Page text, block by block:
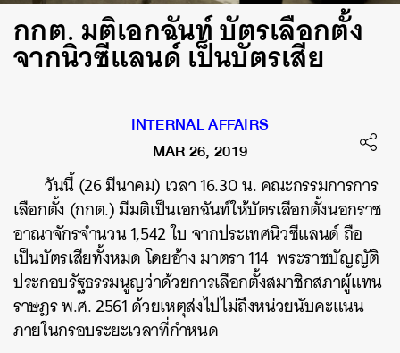
กกต. มติเอกฉันท์ บัตรเลือกตั้ง
จากนิวซีแลนด์ เป็นบัตรเสีย
INTERNAL AFFAIRS
MAR 26, 2019
วันนี้ (26 มีนาคม) เวลา 16.30 น. คณะกรรมการการ
เลือกตั้ง (กกต.) มีมติเป็นเอกฉันท์ให้บัตรเลือกตั้งนอกราช
อาณาจักรจำนวน 1,542 ใบ จากประเทศนิวซีแลนด์ ถือ
เป็นบัตรเสียทั้งหมด โดยอ้าง มาตรา 114 พระราชบัญญัติ
ประกอบรัฐธรรมนูญว่าด้วยการเลือกตั้งสมาชิกสภาผู้แทน
ราษฎร พ.ศ. 2561 ด้วยเหตุส่งไปไม่ถึงหน่วยนับคะแนน
ภายในกรอบระยะเวลาที่กำหนด